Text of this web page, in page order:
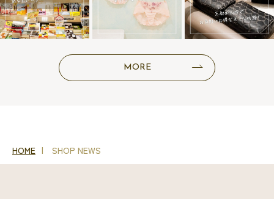
MORE
HOME SHOP NEWS